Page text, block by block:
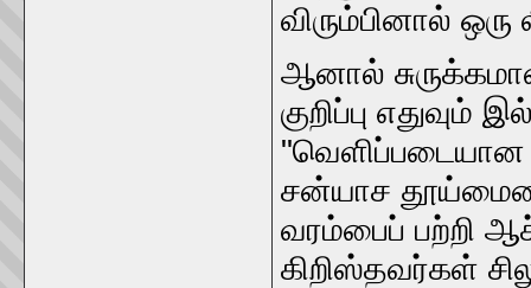
விரும்பினால் ஒரு
ஆனால்
குறிப்பு
சன்யாச
வரம்பைப் பற்றி
கிறிஸ்தவர்கள்